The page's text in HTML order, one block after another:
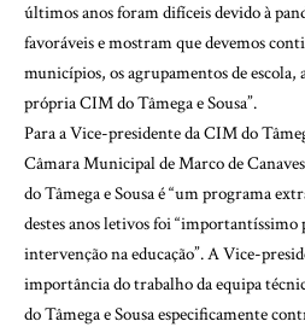
últimos anos foram difíceis devido à
favoráveis e mostram que devemos
municípios, os agrupamentos de escola,
própria CIM do Tâmega e Sousa”.
Para a Vice-presidente da CIM do
Câmara Municipal de Marco de
do Tâmega e Sousa é “um programa
destes anos letivos foi “importantíssimo
intervenção na educação”. A Vice-
importância do trabalho da equipa
do Tâmega e Sousa especificamente